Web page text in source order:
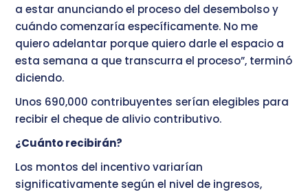
a estar anunciando el proceso del desembolso y
cuándo comenzaría específicamente. No me
quiero adelantar porque quiero darle el espacio a
esta semana a que transcurra el proceso”, terminó
diciendo.
Unos 690,000 contribuyentes serían elegibles para
recibir el cheque de alivio contributivo.
¿Cuánto recibirán?
Los montos del incentivo variarían
significativamente según el nivel de ingresos,